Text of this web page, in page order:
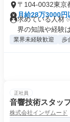
〒104-0032東京
月給28万3000円
求めている人材
界の知識や経験は
業界未経験歓迎 歩
正社員
音響技術スタッ
株式会社インザムード